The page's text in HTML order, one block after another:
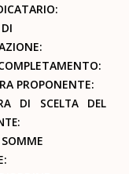
PROPONENTE:
DI SCELTA DEL